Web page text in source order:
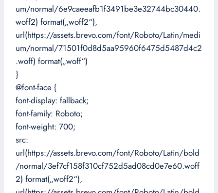
um/normal/6e9caeeafb1f3491be3e32744bc30440.
woff2) format(„woff2“),
url(https://assets.brevo.com/font/Roboto/Latin/medi
um/normal/71501f0d8d5aa95960f6475d5487d4c2
.woff) format(„woff“)
}
@font-face {
font-display: fallback;
font-family: Roboto;
font-weight: 700;
src:
url(https://assets.brevo.com/font/Roboto/Latin/bold
/normal/3ef7cf158f310cf752d5ad08cd0e7e60.woff
2) format(„woff2“),